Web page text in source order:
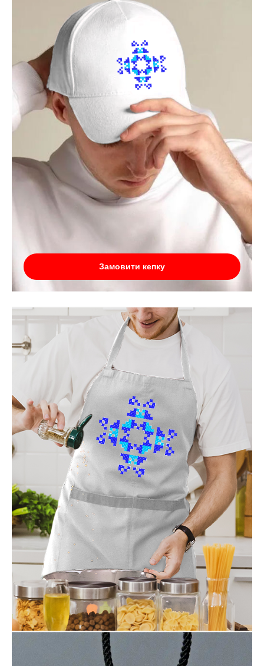
Замовити кепку